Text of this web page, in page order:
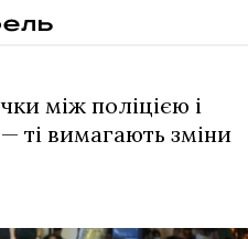
між поліцією і
ті вимагають зміни